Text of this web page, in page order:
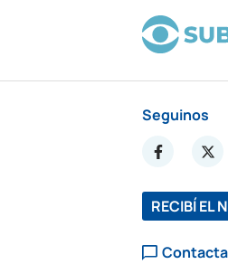
Seguinos
RECIBÍ EL